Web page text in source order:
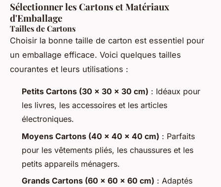
Sélectionner les Cartons et Matériaux
d'Emballage
Tailles de Cartons
Choisir la bonne taille de carton est essentiel pour
un emballage efficace. Voici quelques tailles
courantes et leurs utilisations :
Petits Cartons (30 x 30 x 30 cm) : Idéaux pour
les livres, les accessoires et les articles
électroniques.
Moyens Cartons (40 x 40 x 40 cm) : Parfaits
pour les vêtements pliés, les chaussures et les
petits appareils ménagers.
Grands Cartons (60 x 60 x 60 cm) : Adaptés